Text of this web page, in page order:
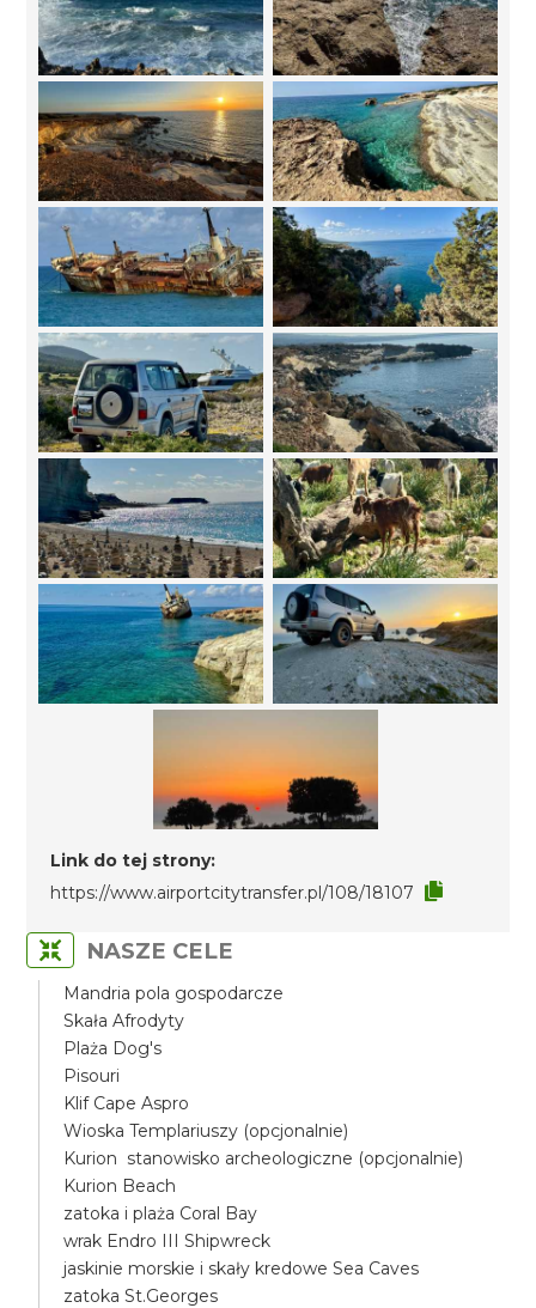
Link do tej strony:
https://www.airportcitytransfer.pl/108/18107
NASZE CELE
Mandria pola gospodarcze
Skała Afrodyty
Plaża Dog's
Pisouri
Klif Cape Aspro
Wioska Templariuszy (opcjonalnie)
Kurion stanowisko archeologiczne (opcjonalnie)
Kurion Beach
zatoka i plaża Coral Bay
wrak Endro III Shipwreck
jaskinie morskie i skały kredowe Sea Caves
zatoka St.Georges